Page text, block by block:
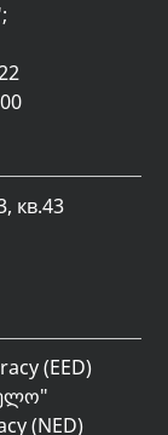
кв.43
(EED)
"
(NED)